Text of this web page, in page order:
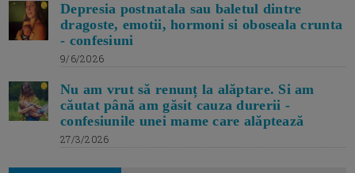
Depresia postnatala sau baletul dintre
dragoste, emotii, hormoni si oboseala crunta
- confesiuni
9/6/2026
Nu am vrut să renunț la alăptare. Si am
căutat până am găsit cauza durerii -
confesiunile unei mame care alăptează
27/3/2026